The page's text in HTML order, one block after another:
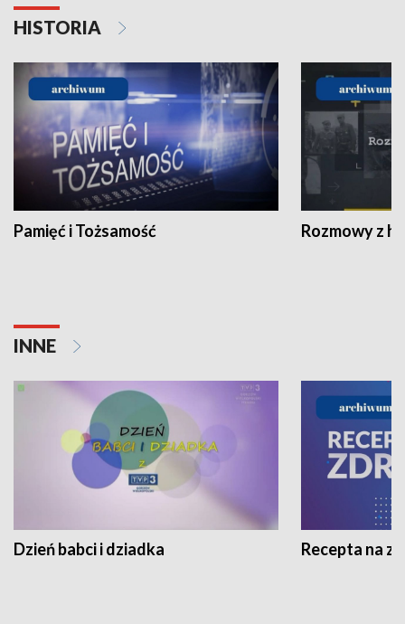
HISTORIA
Pamięć i Tożsamość Rozmowy z
INNE
Dzień babci i dziadka Recepta na